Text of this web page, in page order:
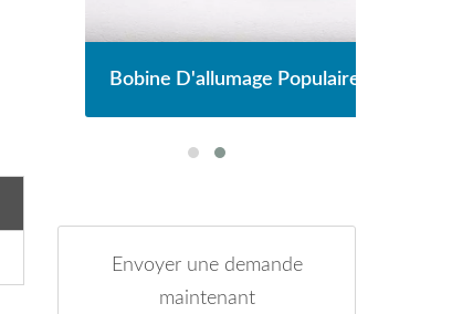
Bobine D'allumage Populaire
Envoyer une demande
maintenant